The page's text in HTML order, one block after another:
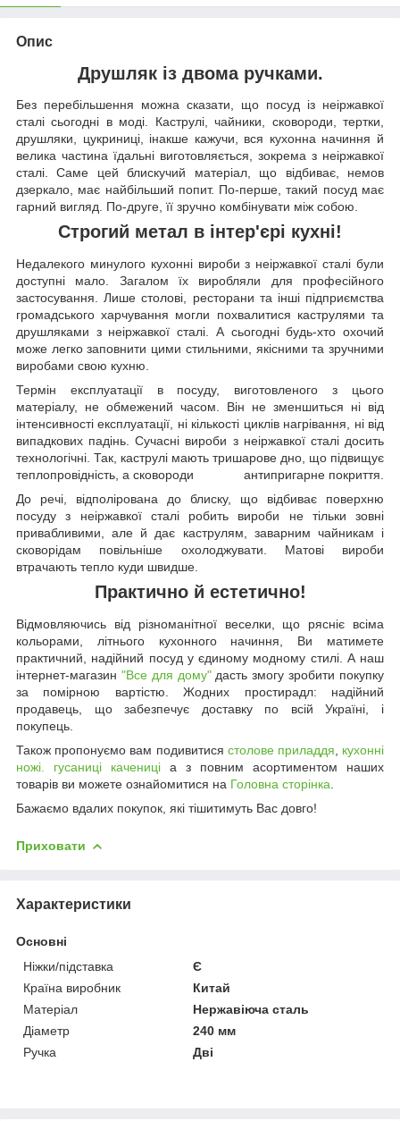
Опис
Друшляк із двома ручками.
Без перебільшення можна сказати, що посуд із неіржавкої
сталі сьогодні в моді. Каструлі, чайники, сковороди, тертки,
друшляки, цукриниці, інакше кажучи, вся кухонна начиння й
велика частина їдальні виготовляється, зокрема з неіржавкої
сталі. Саме цей блискучий матеріал, що відбиває, немов
дзеркало, має найбільший попит. По-перше, такий посуд має
гарний вигляд. По-друге, її зручно комбінувати між собою.
Строгий метал в інтер'єрі кухні!
Недалекого минулого кухонні вироби з неіржавкої сталі були
доступні мало. Загалом їх виробляли для професійного
застосування. Лише столові, ресторани та інші підприємства
громадського харчування могли похвалитися каструлями та
друшляками з неіржавкої сталі. А сьогодні будь-хто охочий
може легко заповнити цими стильними, якісними та зручними
виробами свою кухню.
Термін експлуатації в посуду, виготовленого з цього
матеріалу, не обмежений часом. Він не зменшиться ні від
інтенсивності експлуатації, ні кількості циклів нагрівання, ні від
випадкових падінь. Сучасні вироби з неіржавкої сталі досить
технологічні. Так, каструлі мають тришарове дно, що підвищує
теплопровідність, а сковороди антипригарне покриття.
До речі, відполірована до блиску, що відбиває поверхню
посуду з неіржавкої сталі робить вироби не тільки зовні
привабливими, але й дає каструлям, заварним чайникам і
сковорідам повільніше охолоджувати. Матові вироби
втрачають тепло куди швидше.
Практично й естетично!
Відмовляючись від різноманітної веселки, що рясніє всіма
кольорами, літнього кухонного начиння, Ви матимете
практичний, надійний посуд у єдиному модному стилі. А наш
інтернет-магазин "Все для дому"дасть змогу зробити покупку
за помірною вартістю. Жодних простирадл: надійний
продавець, що забезпечує доставку по всій Україні, і
покупець.
Також пропонуємо вам подивитися столове приладдя
кухонні
ножі.
гусаниці качениці а з повним асортиментом наших
товарів ви можете ознайомитися на Головна сторінка
Бажаємо вдалих покупок, які тішитимуть Вас довго!
Приховати
Характеристики
Основні
Ніжки/підставка
Є
Країна виробник
Китай
Матеріал
Нержавіюча сталь
Діаметр
240 мм
Ручка
Дві